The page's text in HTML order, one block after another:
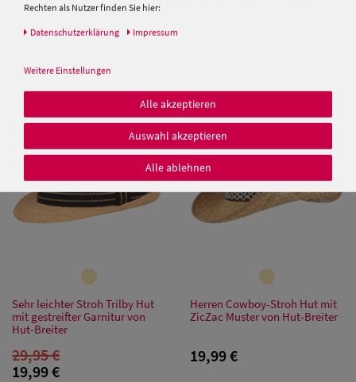
Damen Caps
Baseball Caps
Damen UV-
Schutz Caps
Damen
Kinder Strohhut Trilby mit
blau-weisser Kordel von Hut-
Breiter
19,99 €
SALE
Sehr leichter Stroh Trilby Hut
mit gestreifter Garnitur von
Hut-Breiter
29,95 €
19,99 €
Herren Cowboy-Stroh Hut mit
ZicZac Muster von Hut-Breiter
19,99 €
Rechten als Nutzer finden Sie hier:
Daten­schutz­erklärung Impressum
Weitere Einstellungen
Alle akzeptieren
Auswahl akzeptieren
Alle ablehnen